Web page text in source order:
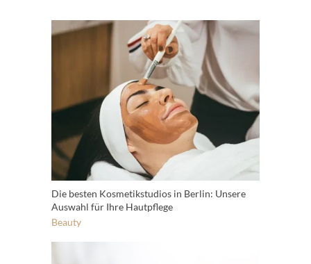
Die besten Kosmetikstudios in Berlin: Unsere
Auswahl für Ihre Hautpflege
Beauty